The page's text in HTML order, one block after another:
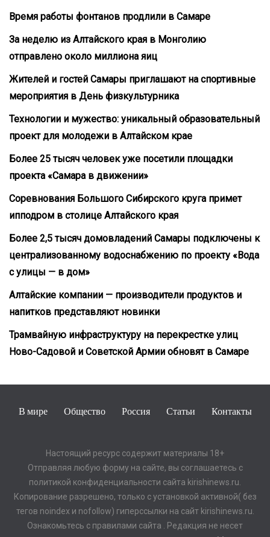
Время работы фонтанов продлили в Самаре
За неделю из Алтайского края в Монголию
отправлено около миллиона яиц
Жителей и гостей Самары приглашают на спортивные
мероприятия в День физкультурника
Технологии и мужество: уникальный образовательный
проект для молодежи в Алтайском крае
Более 25 тысяч человек уже посетили площадки
проекта «Самара в движении»
Соревнования Большого Сибирского круга примет
ипподром в столице Алтайского края
Более 2,5 тысяч домовладений Самары подключены к
централизованному водоснабжению по проекту «Вода
с улицы — в дом»
Алтайские компании — производители продуктов и
напитков представляют новинки
Трамвайную инфраструктуру на перекрестке улиц
Ново-Садовой и Советской Армии обновят в Самаре
В мире Общество Россия Статьи Контакты
Настоящий ресурс содержит материалы 18+
Отправляя любую форму на сайте, вы соглашаетесь с
политикой конфиденциальности сайта kirishinews.ru.
Копирование разрешено, только с установкой активной( без
тегов noindex и nofollow) гиперссылки на сайт kirishinews.ru.
Ознакомьтесь с правилами сайта . Редакция не несет